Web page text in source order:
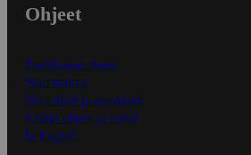
Ohjeet
Ensitilaajan ohjeet
Näin maksat
Näin tilaat ja muokkaat
Kaikki ohjeet ja vinkit
In English